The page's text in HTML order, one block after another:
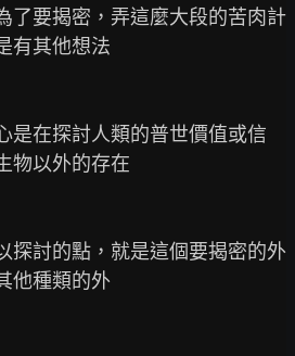
了要揭密，弄這麼大段的苦肉計
有其他想法
是在探討人類的普世價值或信
物以外的存在
探討的點，就是這個要揭密的外
他種類的外